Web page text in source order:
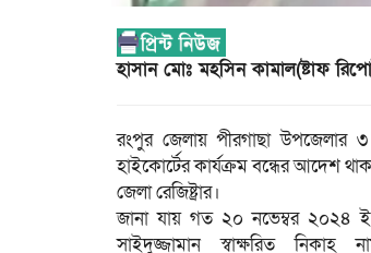
হাসান মোঃ মহসিন কামাল(ষ্টাফ
রংপুর জেলায় পীরগাছা উপজেলার ৩
হাইকোর্টের কার্যক্রম বন্ধের আদেশ
জেলা রেজিষ্ট্রার।
জানা যায় গত ২০ নভেম্বর ২০২৪
সাইদুজ্জামান স্বাক্ষরিত নিকাহ